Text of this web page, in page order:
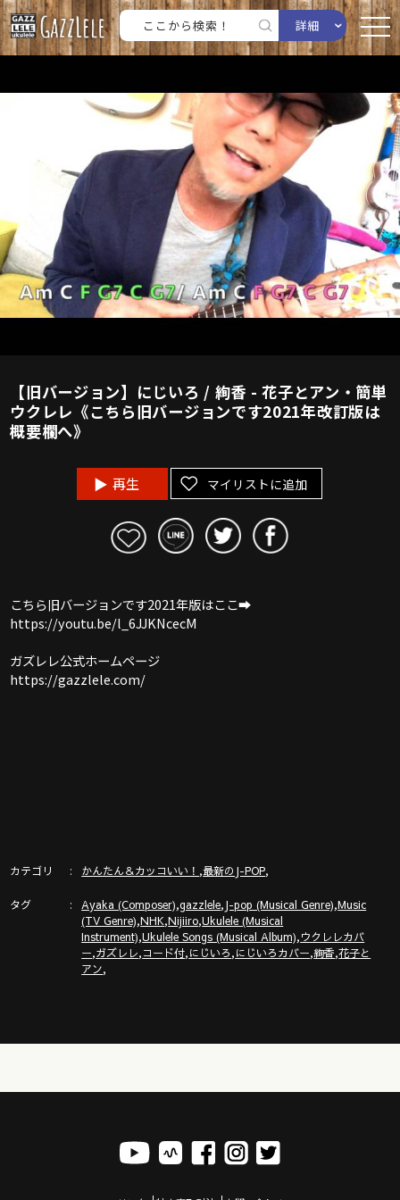
詳細
【旧バージョン】にじいろ / 絢香 - 花子とアン・簡単
ウクレレ《こちら旧バージョンです2021年改訂版は
概要欄へ》
再生 マイリストに追加
こちら旧バージョンです2021年版はここ➡︎
https://youtu.be/l_6JJKNcecM
ガズレレ公式ホームページ
https://gazzlele.com/
カテゴリ かんたん＆カッコいい！ ,最新のJ-POP,
タグ Ayaka (Composer),gazzlele,J-pop (Musical Genre),Music
(TV Genre),NHK,Nijiiro,Ukulele (Musical
Instrument),Ukulele Songs (Musical Album),ウクレレカバ
ー,ガズレレ,コード付,にじいろ,にじいろカバー,絢香,花子と
アン,